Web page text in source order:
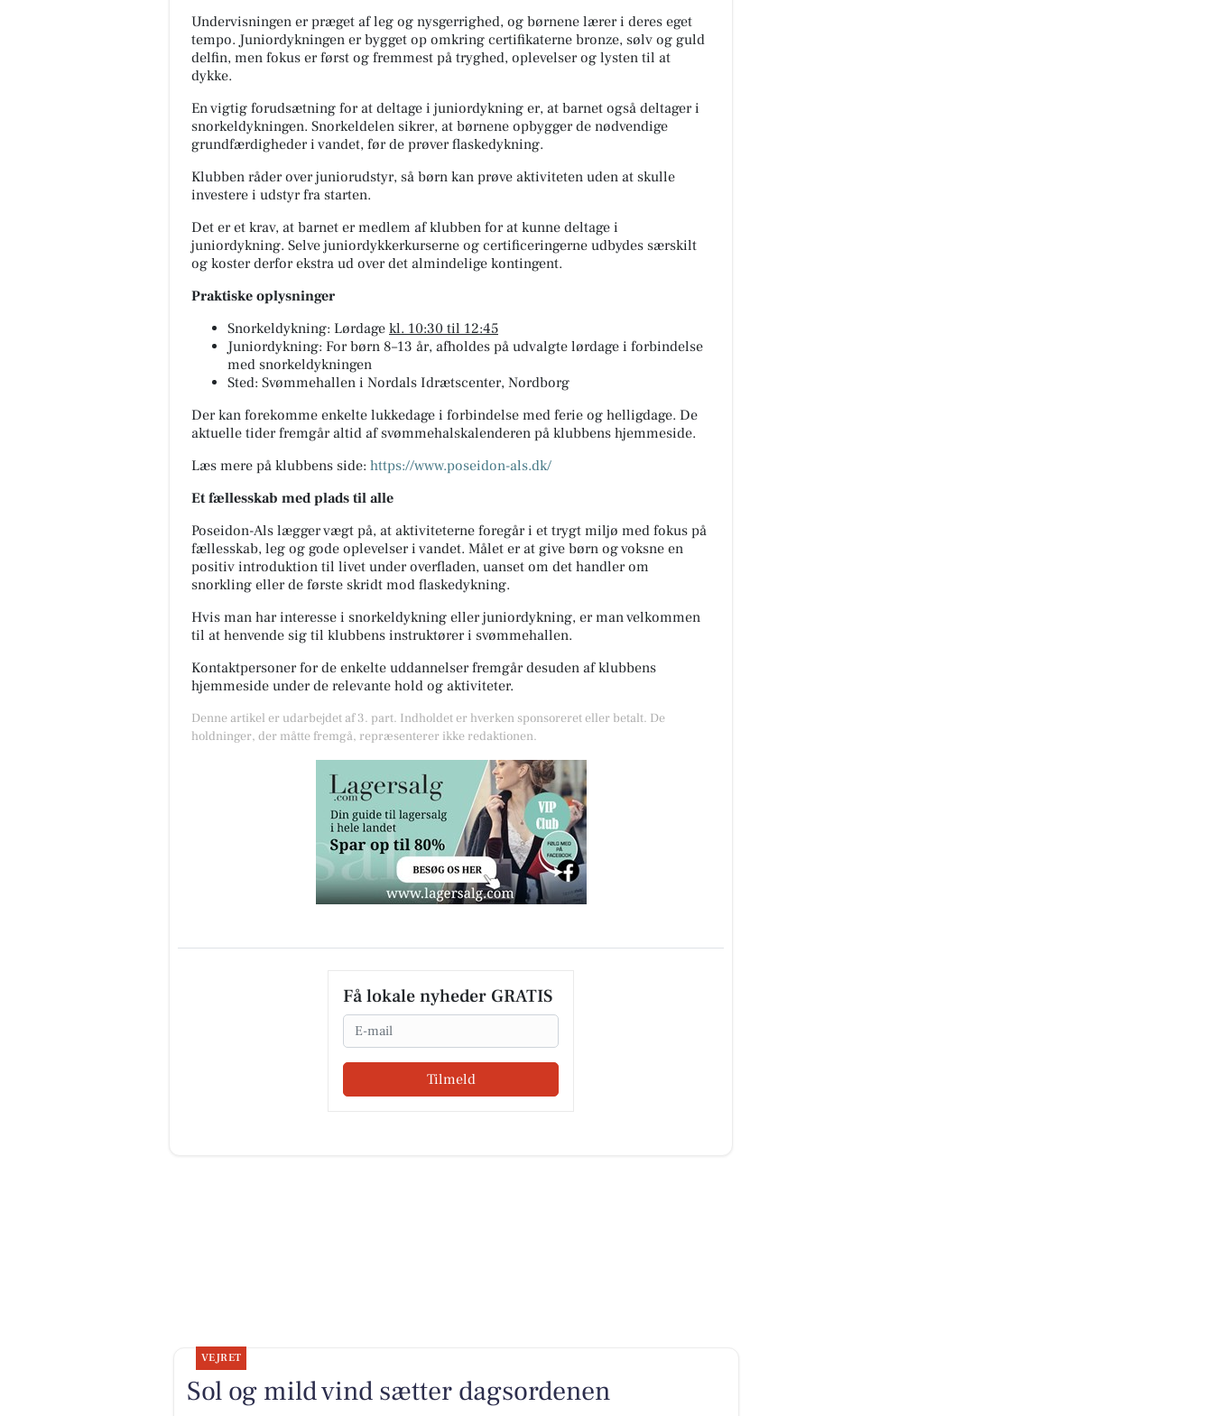
Undervisningen er præget af leg og nysgerrighed, og børnene lærer i deres eget
tempo. Juniordykningen er bygget op omkring certifikaterne bronze, sølv og guld
delfin, men fokus er først og fremmest på tryghed, oplevelser og lysten til at
dykke.
En vigtig forudsætning for at deltage i juniordykning er, at barnet også deltager i
snorkeldykningen. Snorkeldelen sikrer, at børnene opbygger de nødvendige
grundfærdigheder i vandet, før de prøver flaskedykning.
Klubben råder over juniorudstyr, så børn kan prøve aktiviteten uden at skulle
investere i udstyr fra starten.
Det er et krav, at barnet er medlem af klubben for at kunne deltage i
juniordykning. Selve juniordykkerkurserne og certificeringerne udbydes særskilt
og koster derfor ekstra ud over det almindelige kontingent.
Praktiske oplysninger
Snorkeldykning: Lørdage kl. 10:30 til 12:45
Juniordykning: For børn 8–13 år, afholdes på udvalgte lørdage i forbindelse
med snorkeldykningen
Sted: Svømmehallen i Nordals Idrætscenter, Nordborg
Der kan forekomme enkelte lukkedage i forbindelse med ferie og helligdage. De
aktuelle tider fremgår altid af svømmehalskalenderen på klubbens hjemmeside.
Læs mere på klubbens side: https://www.poseidon-als.dk/
Et fællesskab med plads til alle
Poseidon-Als lægger vægt på, at aktiviteterne foregår i et trygt miljø med fokus på
fællesskab, leg og gode oplevelser i vandet. Målet er at give børn og voksne en
positiv introduktion til livet under overfladen, uanset om det handler om
snorkling eller de første skridt mod flaskedykning.
Hvis man har interesse i snorkeldykning eller juniordykning, er man velkommen
til at henvende sig til klubbens instruktører i svømmehallen.
Kontaktpersoner for de enkelte uddannelser fremgår desuden af klubbens
hjemmeside under de relevante hold og aktiviteter.
Denne artikel er udarbejdet af 3. part. Indholdet er hverken sponsoreret eller betalt. De
holdninger, der måtte fremgå, repræsenterer ikke redaktionen.
Få lokale nyheder GRATIS
Email
Tilmeld
VEJRET
Sol og mild vind sætter dagsordenen